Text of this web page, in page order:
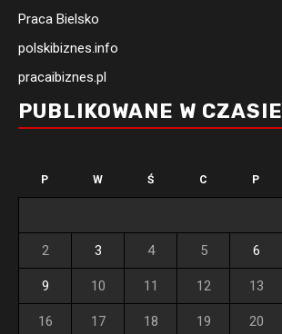
Praca Bielsko
polskibiznes.info
pracaibiznes.pl
PUBLIKOWANE W CZASIE
P W Ś C P
2 3 4 5 6
9 10 11 12 13
16 17 18 19 20